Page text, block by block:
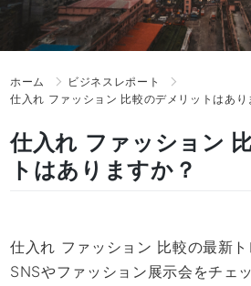
ホーム
ビジネスレポート
仕入れ ファッション 比較のデメリットはあり
仕入れ ファッション
トはありますか？
仕入れ ファッション 比較の最新ト
SNSやファッション展示会をチェ